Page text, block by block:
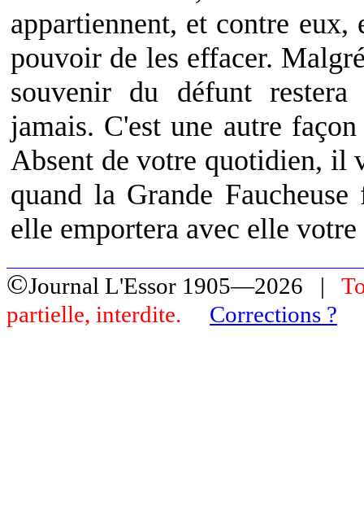
appartiennent, et contre
pouvoir de les effacer.
souvenir du défunt
jamais. C'est une autre
Absent de votre quotidien, il
quand la Grande
elle emportera avec elle
©Journal L'Essor 1905—2026 |
partielle, interdite.
Corrections ?